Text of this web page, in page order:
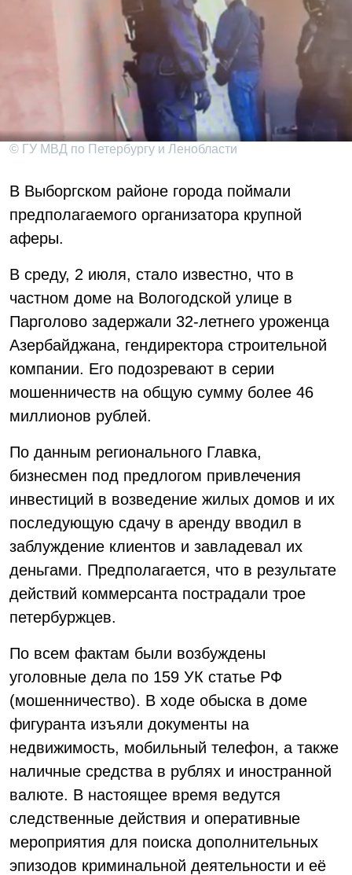
© ГУ МВД по Петербургу и Ленобласти
В Выборгском районе города поймали
предполагаемого организатора крупной
аферы.
В среду, 2 июля, стало известно, что в
частном доме на Вологодской улице в
Парголово задержали 32-летнего уроженца
Азербайджана, гендиректора строительной
компании. Его подозревают в серии
мошенничеств на общую сумму более 46
миллионов рублей.
По данным регионального Главка,
бизнесмен под предлогом привлечения
инвестиций в возведение жилых домов и их
последующую сдачу в аренду вводил в
заблуждение клиентов и завладевал их
деньгами. Предполагается, что в результате
действий коммерсанта пострадали трое
петербуржцев.
По всем фактам были возбуждены
уголовные дела по 159 УК статье РФ
(мошенничество). В ходе обыска в доме
фигуранта изъяли документы на
недвижимость, мобильный телефон, а также
наличные средства в рублях и иностранной
валюте. В настоящее время ведутся
следственные действия и оперативные
мероприятия для поиска дополнительных
эпизодов криминальной деятельности и её